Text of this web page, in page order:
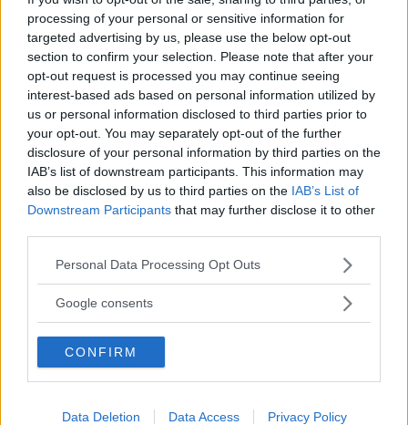
processing of your personal or sensitive information for
targeted advertising by us, please use the below opt-out
section to confirm your selection. Please note that after your
opt-out request is processed you may continue seeing
interest-based ads based on personal information utilized by
us or personal information disclosed to third parties prior to
your opt-out. You may separately opt-out of the further
disclosure of your personal information by third parties on the
IAB’s list of downstream participants. This information may
also be disclosed by us to third parties on the IAB’s List of
Downstream Participants that may further disclose it to other
Please note that this website/app uses one or more Google
not limited to your visit or usage behaviour. You may click to
use your data for below specified purposes in below Google
consent section.
Personal Data Processing Opt Outs
Google consents
CONFIRM
Data Deletion Data Access Privacy Policy
Gasa (4)
Skoj på hoj
ARNES BACKSPEGEL 24 oktober 2016 Tunga
bilder i svärmors fotoalbum! Arne hittar
en mindre bildskatt.
Gasa (4)
Roadstern 50 år senare
ARNES BACKSPEGEL 17 oktober 2016 50 år är
väl ingen tid för en gammal Ford
Roadster. Arnes såg den då. Arne såg den nu.
Gasa (5)